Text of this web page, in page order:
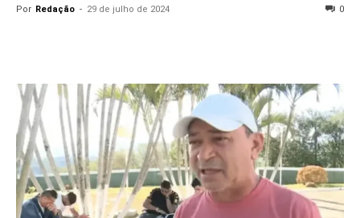
Por Redação - 29 de julho de 2024 0